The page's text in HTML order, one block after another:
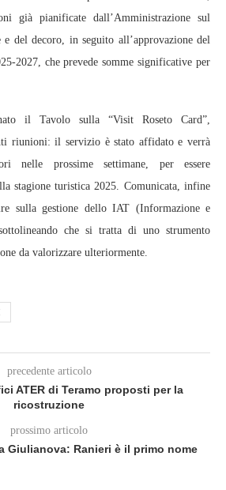
già pianificate dall’Amministrazione sul
e del decoro, in seguito all’approvazione del
2027, che prevede somme significative per
il Tavolo sulla “Visit Roseto Card”,
riunioni: il servizio è stato affidato e verrà
nelle prossime settimane, per essere
stagione turistica 2025. Comunicata, infine
sulla gestione dello IAT (Informazione e
che si tratta di uno strumento
da valorizzare ulteriormente.
precedente articolo
ATER di Teramo proposti per la
ricostruzione
prossimo articolo
Giulianova: Ranieri è il primo nome